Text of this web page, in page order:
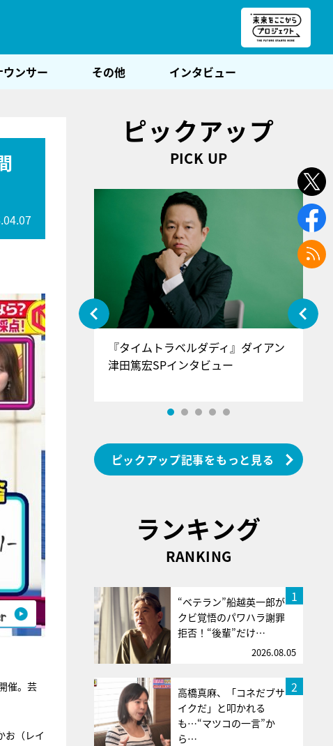
ウンサー その他 インタビュー
催。芸
お（レイ
ピックアップ
PICK UP
んぐ』＝LOV
香SPインタ
『タイムトラベルダディ』ダイアン
津田篤宏SPインタビュー
ピックアップ記事をもっと見る
ランキング
RANKING
1
“ベテラン”船越英一郎が
クビ覚悟のパワハラ謝罪
拒否！“後輩”だけ…
2026.08.05
2
高橋真麻、「コネだブサ
イクだ」と叩かれる
も…“マツコの一言”か
ら…